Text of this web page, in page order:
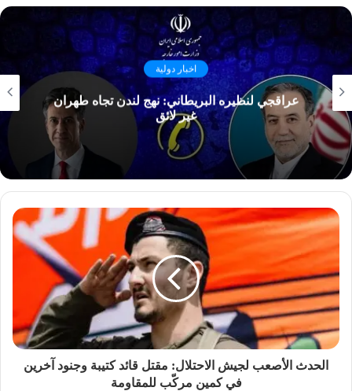
اخبار دولية
عراقجي لنظيره البريطاني: نهج لندن تجاه طهران
غير لائق
الحدث الأصعب لجيش الاحتلال: مقتل قائد كتيبة وجنود آخرين
في كمين مركّب للمقاومة